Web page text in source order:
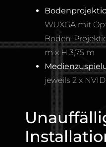
WUXGA mit
Boden-
m x H 3,75 m
jeweils 2 x